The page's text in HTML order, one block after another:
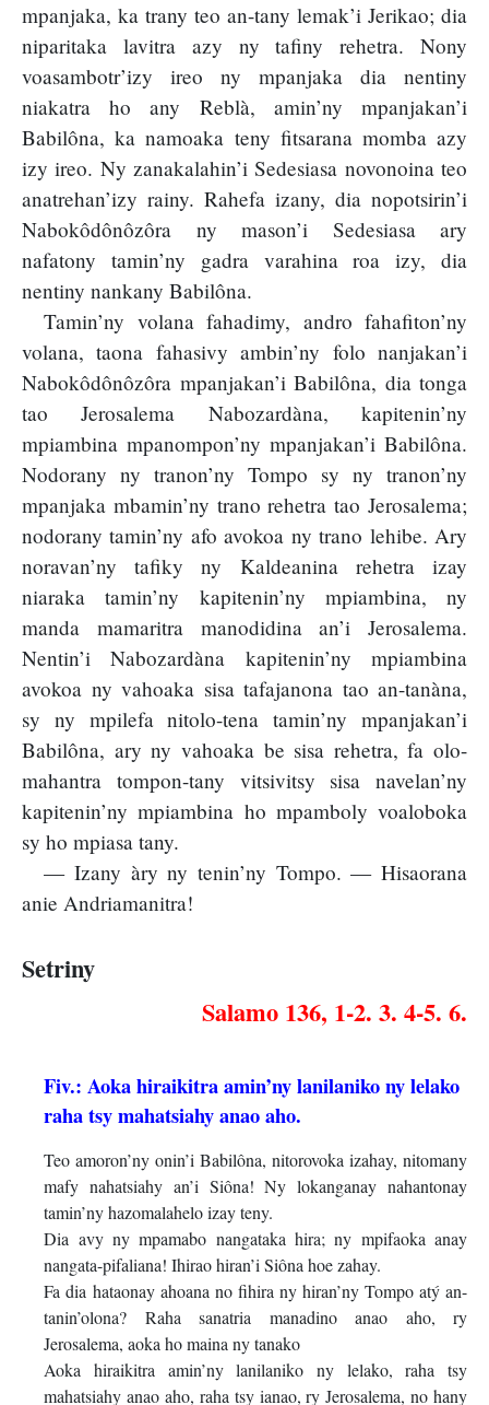
mpanjaka, ka trany teo an-tany lemak’i Jerikao; dia
niparitaka lavitra azy ny tafiny rehetra. Nony
voasambotr’izy ireo ny mpanjaka dia nentiny
niakatra ho any Reblà, amin’ny mpanjakan’i
Babilôna, ka namoaka teny fitsarana momba azy
izy ireo. Ny zanakalahin’i Sedesiasa novonoina teo
anatrehan’izy rainy. Rahefa izany, dia nopotsirin’i
Nabokôdônôzôra ny mason’i Sedesiasa ary
nafatony tamin’ny gadra varahina roa izy, dia
nentiny nankany Babilôna.
Tamin’ny volana fahadimy, andro fahafiton’ny
volana, taona fahasivy ambin’ny folo nanjakan’i
Nabokôdônôzôra mpanjakan’i Babilôna, dia tonga
tao Jerosalema Nabozardàna, kapitenin’ny
mpiambina mpanompon’ny mpanjakan’i Babilôna.
Nodorany ny tranon’ny Tompo sy ny tranon’ny
mpanjaka mbamin’ny trano rehetra tao Jerosalema;
nodorany tamin’ny afo avokoa ny trano lehibe. Ary
noravan’ny tafiky ny Kaldeanina rehetra izay
niaraka tamin’ny kapitenin’ny mpiambina, ny
manda mamaritra manodidina an’i Jerosalema.
Nentin’i Nabozardàna kapitenin’ny mpiambina
avokoa ny vahoaka sisa tafajanona tao an-tanàna,
sy ny mpilefa nitolo-tena tamin’ny mpanjakan’i
Babilôna, ary ny vahoaka be sisa rehetra, fa olo-
mahantra tompon-tany vitsivitsy sisa navelan’ny
kapitenin’ny mpiambina ho mpamboly voaloboka
sy ho mpiasa tany.
— Izany àry ny tenin’ny Tompo. — Hisaorana
anie Andriamanitra!
Setriny
Salamo 136, 1-2. 3. 4-5. 6.
Fiv.: Aoka hiraikitra amin’ny lanilaniko ny lelako
raha tsy mahatsiahy anao aho.
Teo amoron’ny onin’i Babilôna, nitorovoka izahay, nitomany
mafy nahatsiahy an’i Siôna! Ny lokanganay nahantonay
tamin’ny hazomalahelo izay teny.
Dia avy ny mpamabo nangataka hira; ny mpifaoka anay
nangata-pifaliana! Ihirao hiran’i Siôna hoe zahay.
Fa dia hataonay ahoana no fihira ny hiran’ny Tompo atý an-
tanin’olona? Raha sanatria manadino anao aho, ry
Jerosalema, aoka ho maina ny tanako
Aoka hiraikitra amin’ny lanilaniko ny lelako, raha tsy
mahatsiahy anao aho, raha tsy ianao, ry Jerosalema, no hany